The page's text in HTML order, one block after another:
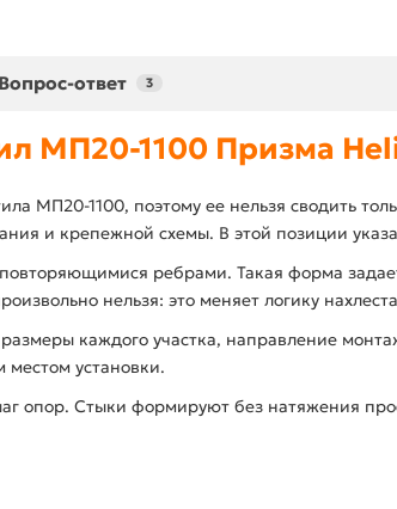
Вопрос-ответ 3
МП20-1100 Призма
МП20-1100, поэтому ее нельзя сводить
и крепежной схемы. В этой позиции
ребрами. Такая форма
нельзя: это меняет логику
каждого участка, направление
установки.
опор. Стыки формируют без натяжения